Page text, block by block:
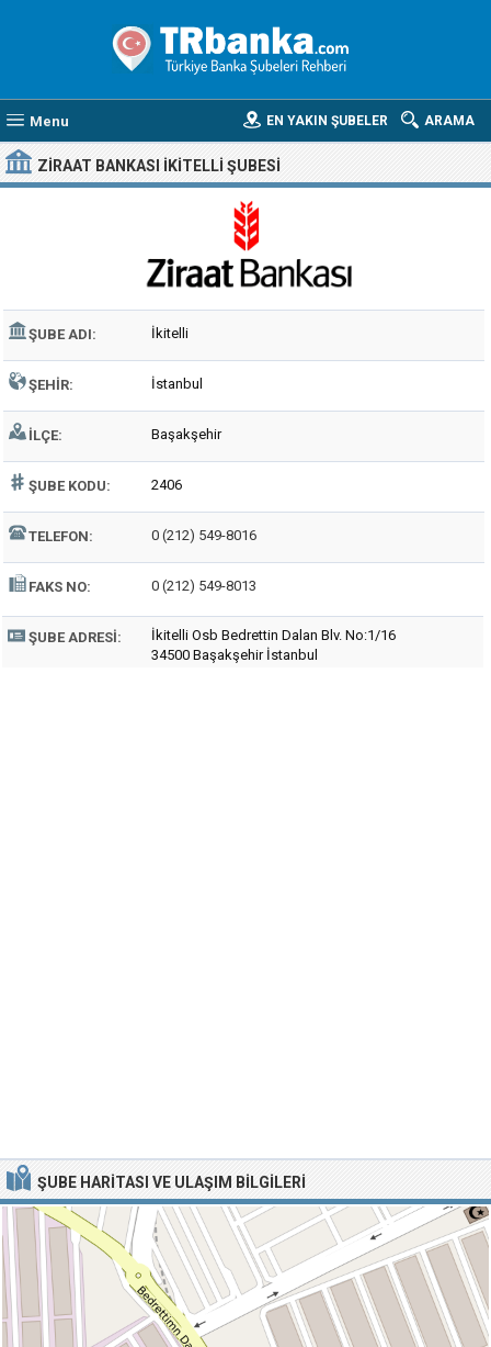
Menu ARAMA
EN YAKIN ŞUBELER
ZIRAAT BANKASI İKITELLI ŞUBESI
ŞUBE ADI: İkitelli
ŞEHIR: İstanbul
İLÇE: Başakşehir
ŞUBE KODU: 2406
TELEFON: 0 (212) 549-8016
FAKS NO: 0 (212) 549-8013
ŞUBE ADRESI:
İkitelli Osb Bedrettin Dalan Blv. No:1/16
34500 Başakşehir İstanbul
ŞUBE HARITASI VE ULAŞIM BILGILERI